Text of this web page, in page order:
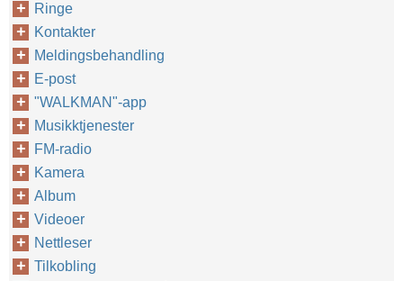
Ringe
Kontakter
Meldingsbehandling
E-post
"WALKMAN"-app
Musikktjenester
FM-radio
Kamera
Album
Videoer
Nettleser
Tilkobling